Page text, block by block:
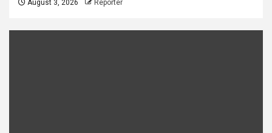
August 3, 2026 Reporter